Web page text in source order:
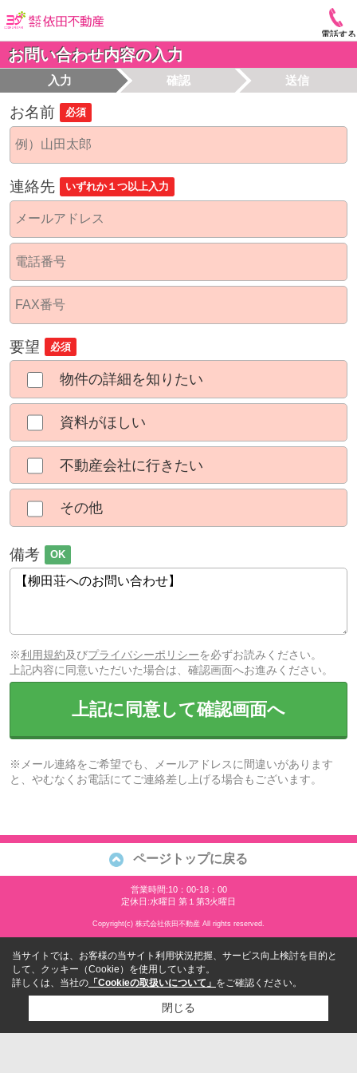
電話する
お問い合わせ内容の入力
入力 確認 送信
お名前 必須
連絡先 いずれか１つ以上入力
要望 必須
物件の詳細を知りたい
資料がほしい
不動産会社に行きたい
その他
備考 OK
※利用規約及びプライバシーポリシーを必ずお読みください。
上記内容に同意いただいた場合は、確認画面へお進みください。
上記に同意して確認画面へ
※メール連絡をご希望でも、メールアドレスに間違いがあります
と、やむなくお電話にてご連絡差し上げる場合もございます。
ページトップに戻る
営業時間:10：00-18：00
定休日:水曜日 第１第3火曜日
Copyright(c) 株式会社依田不動産 All rights reserved.
当サイトでは、お客様の当サイト利用状況把握、サービス向上検討を目的と
して、クッキー（Cookie）を使用しています。
詳しくは、当社の 「Cookieの取扱いについて」 をご確認ください。
閉じる